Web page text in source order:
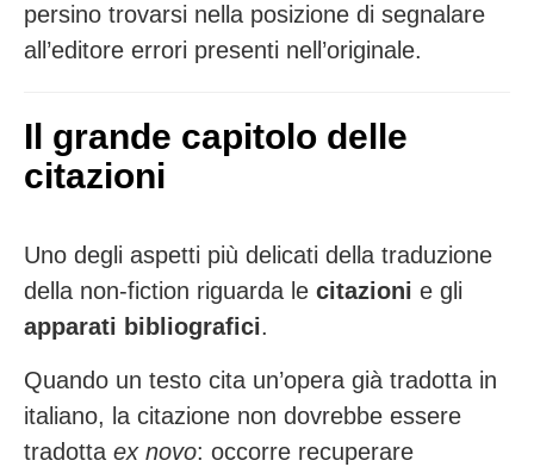
persino trovarsi nella posizione di segnalare
all’editore errori presenti nell’originale.
Il grande capitolo delle
citazioni
Uno degli aspetti più delicati della traduzione
della non-fiction riguarda le citazioni e gli
apparati bibliografici.
Quando un testo cita un’opera già tradotta in
italiano, la citazione non dovrebbe essere
tradotta ex novo: occorre recuperare